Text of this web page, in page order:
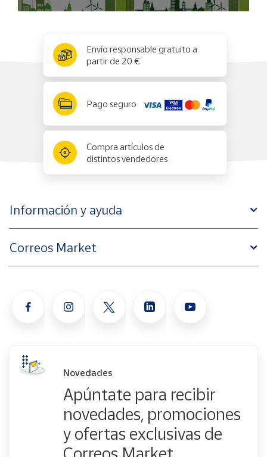
Envío responsable gratuito a
partir de 20 €
Pago seguro
Compra artículos de
distintos vendedores
Información y ayuda
Correos Market
Novedades
Apúntate para recibir
novedades, promociones
y ofertas exclusivas de